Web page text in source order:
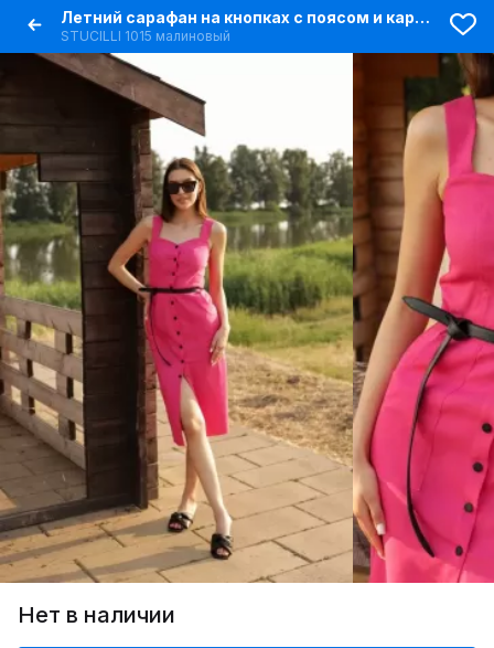
Летний сарафан на кнопках с поясом и карманами
STUCILLI 1015 малиновый
Нет в наличии